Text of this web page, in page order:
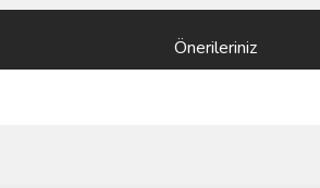
Önerileriniz